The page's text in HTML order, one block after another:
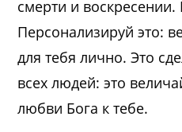
смерти и воскресении.
Персонализируй это:
для тебя лично. Это
всех людей: это
любви Бога к тебе.